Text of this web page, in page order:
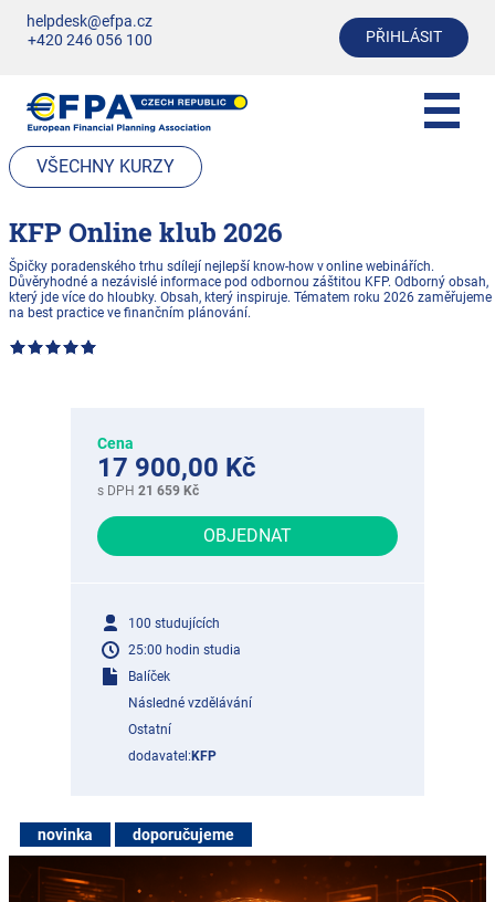
helpdesk@efpa.cz
+420 246 056 100
PŘIHLÁSIT
VŠECHNY KURZY
KFP Online klub 2026
Špičky poradenského trhu sdílejí nejlepší know-how v online webinářích.
Důvěryhodné a nezávislé informace pod odbornou záštitou KFP. Odborný obsah,
který jde více do hloubky. Obsah, který inspiruje. Tématem roku 2026 zaměřujeme
na best practice ve finančním plánování.
novinka doporučujeme
Cena
17 900,00 Kč
s DPH 21 659 Kč
OBJEDNAT
100 studujících
25:00 hodin studia
Balíček
Následné vzdělávání
Ostatní
dodavatel: KFP